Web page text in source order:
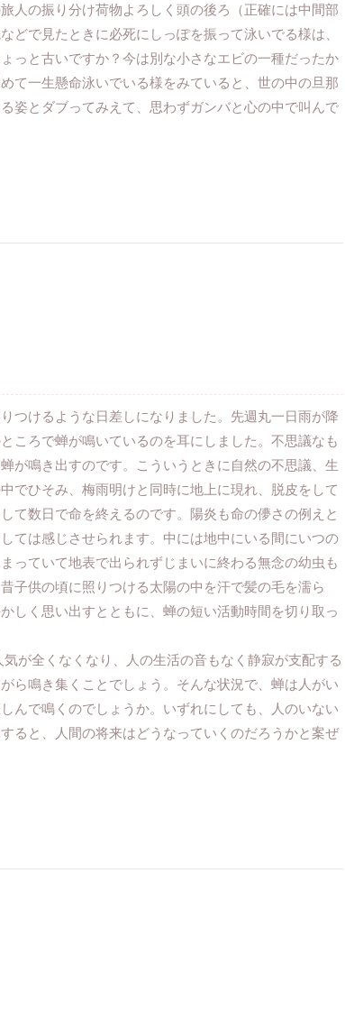
人の振り分け荷物よろしく頭の後ろ（正確には中間部
どで見たときに必死にしっぽを振って泳いでる様は、
っと古いですか？今は別な小さなエビの一種だったか
て一生懸命泳いでいる様をみていると、世の中の旦那
姿とダブってみえて、思わずガンバと心の中で叫んで
つけるような日差しになりました。先週丸一日雨が降
ころで蝉が鳴いているのを耳にしました。不思議なも
が鳴き出すのです。こういうときに自然の不思議、生
でひそみ、梅雨明けと同時に地上に現れ、脱皮をして
て数日で命を終えるのです。陽炎も命の儚さの例えと
ては感じさせられます。中には地中にいる間にいつの
っていて地表で出られずじまいに終わる無念の幼虫も
子供の頃に照りつける太陽の中を汗で髪の毛を濡ら
しく思い出すとともに、蝉の短い活動時間を切り取っ
が全くなくなり、人の生活の音もなく静寂が支配する
ら鳴き集くことでしょう。そんな状況で、蝉は人がい
んで鳴くのでしょうか。いずれにしても、人のいない
ると、人間の将来はどうなっていくのだろうかと案ぜ